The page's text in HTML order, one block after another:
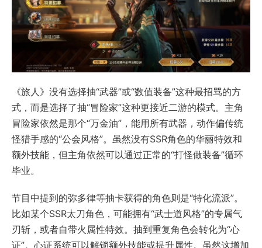
《旅人》没有选择抽“武器”或“数值装备”这种最招骂的方
式，而是选择了抽“冒险家”这种更接近二游的模式。主角
冒险家依然是那个“万金油”，能用所有武器，动作偏传统
怪猎手感的“公会风格”。虽然没有SSR角色的华丽特效和
额外技能，但主角依然可以通过正常的“打怪做装备”循环
毕业。
节目中提到的弥多律等抽卡获得的角色则是“特化流派”。
比如某个SSR太刀角色，可能拥有“武士道风格”的专属气
刃斩，或者自带火属性特效。抽到重复角色会转化为“心
证”。心证系统可以解锁额外技能或提升属性。虽然这增加